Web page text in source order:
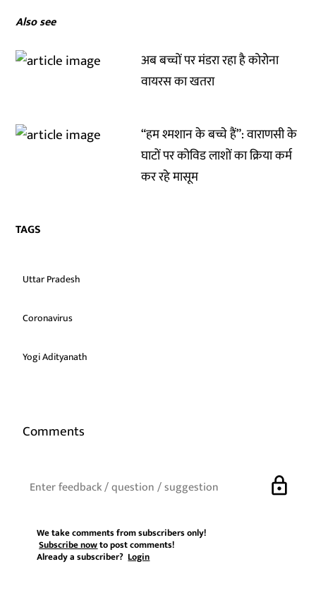
Also see
अब बच्चों पर मंडरा रहा है कोरोना
वायरस का खतरा
“हम श्मशान के बच्चे हैं”: वाराणसी के
घाटों पर कोविड लाशों का क्रिया कर्म
कर रहे मासूम
TAGS
Uttar Pradesh
Coronavirus
Yogi Adityanath
Comments
lock
We take comments from subscribers only!
Subscribe nowto post comments!
Already a subscriber?Login